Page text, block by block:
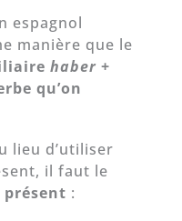
espagnol
manière que le
haber+
qu’on
lieu d’utiliser
il faut le
: